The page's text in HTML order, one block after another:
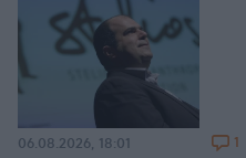
06.08.2026, 18:01 1